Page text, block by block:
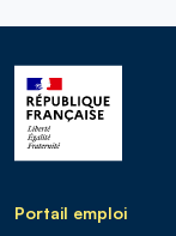
Portail emploi